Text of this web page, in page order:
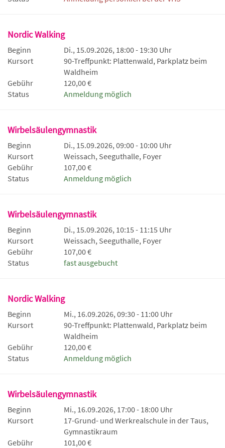
Nordic Walking
Beginn
Di., 15.09.2026, 18:00 - 19:30 Uhr
Kursort
90-Treffpunkt: Plattenwald, Parkplatz beim
Waldheim
Gebühr
120,00 €
Status
Anmeldung möglich
Wirbelsäulengymnastik
Beginn
Di., 15.09.2026, 09:00 - 10:00 Uhr
Kursort
Weissach, Seeguthalle, Foyer
Gebühr
107,00 €
Status
Anmeldung möglich
Wirbelsäulengymnastik
Beginn
Di., 15.09.2026, 10:15 - 11:15 Uhr
Kursort
Weissach, Seeguthalle, Foyer
Gebühr
107,00 €
Status
fast ausgebucht
Nordic Walking
Beginn
Mi., 16.09.2026, 09:30 - 11:00 Uhr
Kursort
90-Treffpunkt: Plattenwald, Parkplatz beim
Waldheim
Gebühr
120,00 €
Status
Anmeldung möglich
Wirbelsäulengymnastik
Beginn
Mi., 16.09.2026, 17:00 - 18:00 Uhr
Kursort
17-Grund- und Werkrealschule in der Taus,
Gymnastikraum
Gebühr
101,00 €